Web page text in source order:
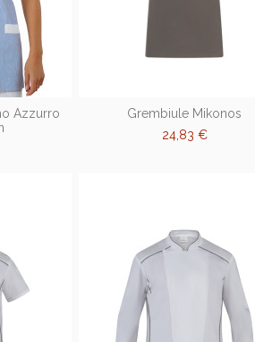
Azzurro
Grembiule Mikonos
24,83 €